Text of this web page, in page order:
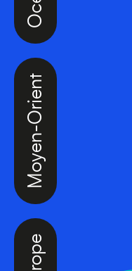
Europe
Moyen-Orient